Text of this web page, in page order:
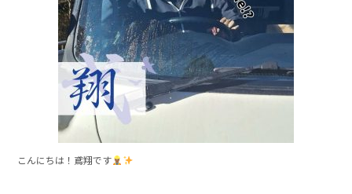
こんにちは！鳶翔です